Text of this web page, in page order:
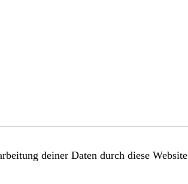
deiner Daten durch diese Website